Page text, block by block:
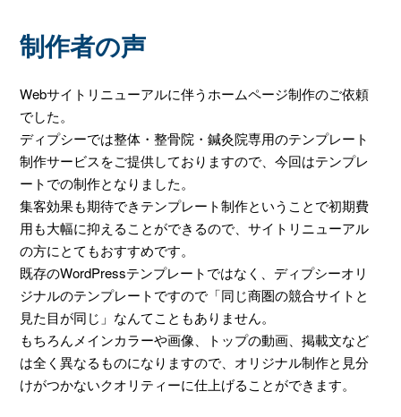
制作者の声
Webサイトリニューアルに伴うホームページ制作のご依頼
でした。
ディプシーでは整体・整骨院・鍼灸院専用のテンプレート
制作サービスをご提供しておりますので、今回はテンプレ
ートでの制作となりました。
集客効果も期待できテンプレート制作ということで初期費
用も大幅に抑えることができるので、サイトリニューアル
の方にとてもおすすめです。
既存のWordPressテンプレートではなく、ディプシーオリ
ジナルのテンプレートですので「同じ商圏の競合サイトと
見た目が同じ」なんてこともありません。
もちろんメインカラーや画像、トップの動画、掲載文など
は全く異なるものになりますので、オリジナル制作と見分
けがつかないクオリティーに仕上げることができます。